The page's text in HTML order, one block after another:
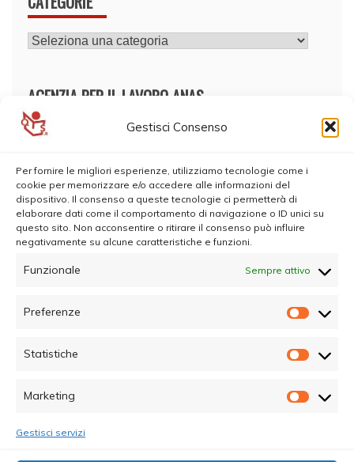
Gestisci Consenso
Per fornire le migliori esperienze, utilizziamo tecnologie come i
cookie per memorizzare e/o accedere alle informazioni del
dispositivo. Il consenso a queste tecnologie ci permetterà di
elaborare dati come il comportamento di navigazione o ID unici su
questo sito. Non acconsentire o ritirare il consenso può influire
negativamente su alcune caratteristiche e funzioni.
Funzionale Sempre attivo
Preferenze
Statistiche
Marketing
Gestisci servizi
CATEGORIE
AGENZIA PER IL LAVORO ANAS